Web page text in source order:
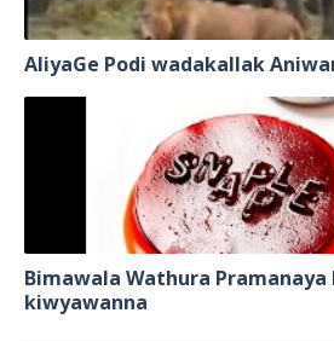
AliyaGe Podi wadakallak
Bimawala Wathura Pramanaya
kiwyawanna